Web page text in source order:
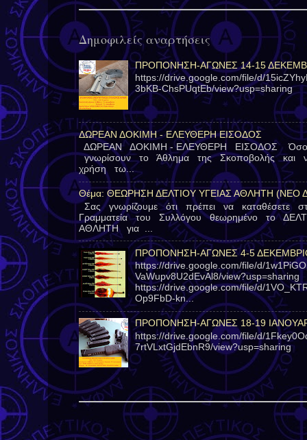
Δημοφιλείς αναρτήσεις
ΠΡΟΠΟΝΗΣΗ-ΑΓΩΝΕΣ 14-15
https://drive.google.com/file/d/
3bKB-ChsPUqtEb/view?usp=sharing
ΔΩΡΕΑΝ ΔΟΚΙΜΗ - ΕΛΕΥΘΕΡΗ ΕΙΣΟΔΟΣ
ΔΩΡΕΑΝ ΔΟΚΙΜΗ - ΕΛΕΥΘΕΡΗ ΕΙΣΟΔΟΣ
γνωρίσουν το Άθλημα της Σκοποβολής και
χρήση τω...
Θέμα: ΘΕΩΡΗΣΗ ΔΕΛΤΙΟΥ ΥΓΕΙΑΣ ΑΘΛΗΤΗ (ΝΕΟ
Σας γνωρίζουμε ότι πρέπει να καταθέσετε
Γραμματεία του Συλλόγου θεωρημένο το
ΑΘΛΗΤΗ για ...
ΠΡΟΠΟΝΗΣΗ-ΑΓΩΝΕΣ 4-5
https://drive.google.com/file/d/
VaWupv8U2dEvAl8/view?usp=sharing
https://drive.google.com/file/d/
Op9FbD-kn...
ΠΡΟΠΟΝΗΣΗ-ΑΓΩΝΕΣ 18-19
https://drive.google.com/file/d/
7rtVLxtGjdEbnR9/view?usp=sharing